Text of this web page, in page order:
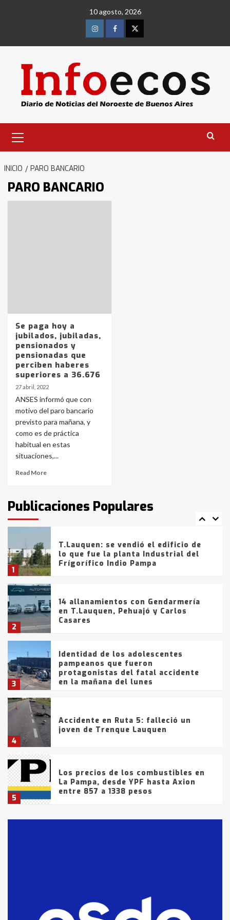
10 agosto, 2026
InstagramFacebookTwitter
primario
INICIO PARO BANCARIO
PARO BANCARIO
Se paga hoy a
jubilados, jubiladas,
pensionados y
pensionadas que
perciben haberes
superiores a 36.676
27 abril, 2022
ANSES informó que con
motivo del paro bancario
previsto para mañana, y
como es de práctica
habitual en estas
situaciones,...
Read More
Publicaciones Populares
4
joven de Trenque Lauquen
5
Los precios de los combustibles en
6
La Bolsa de Cereales de Bahía
Blanca anticipa que Agosto vendrá
con lluvias y heladas, en gran parte
fueron detenidos por
comercialización de drogas en la
tarde del sábado
1
T.Lauquen: se vendió el edificio de
lo que fue la planta Industrial del
Frígorífico Indio Pampa
2
14 allanamientos con Gendarmería
en T.Lauquen, Pehuajó y Carlos
Casares
3
Identidad de los adolescentes
pampeanos que fueron
protagonistas del fatal accidente
en la mañana del lunes
4
Accidente en Ruta 5: falleció un
joven de Trenque Lauquen
5
Los precios de los combustibles en
La Pampa, desde YPF hasta Axion
entre 857 a 1338 pesos
fueron detenidos por
comercialización de drogas en la
tarde del sábado